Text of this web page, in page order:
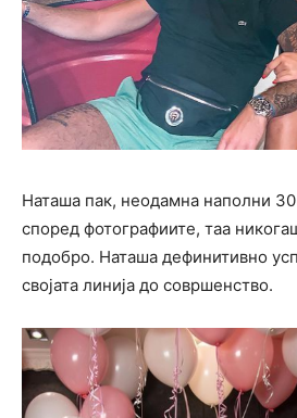
Наташа пак, неодамна наполни 30
според фотографиите, таа
подобро. Наташа дефинитивно
својата линија до совршенство.